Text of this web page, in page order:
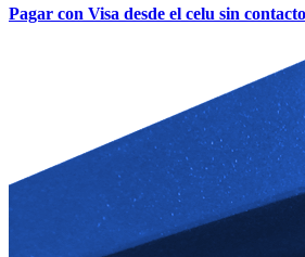
Pagar con Visa desde el celu sin